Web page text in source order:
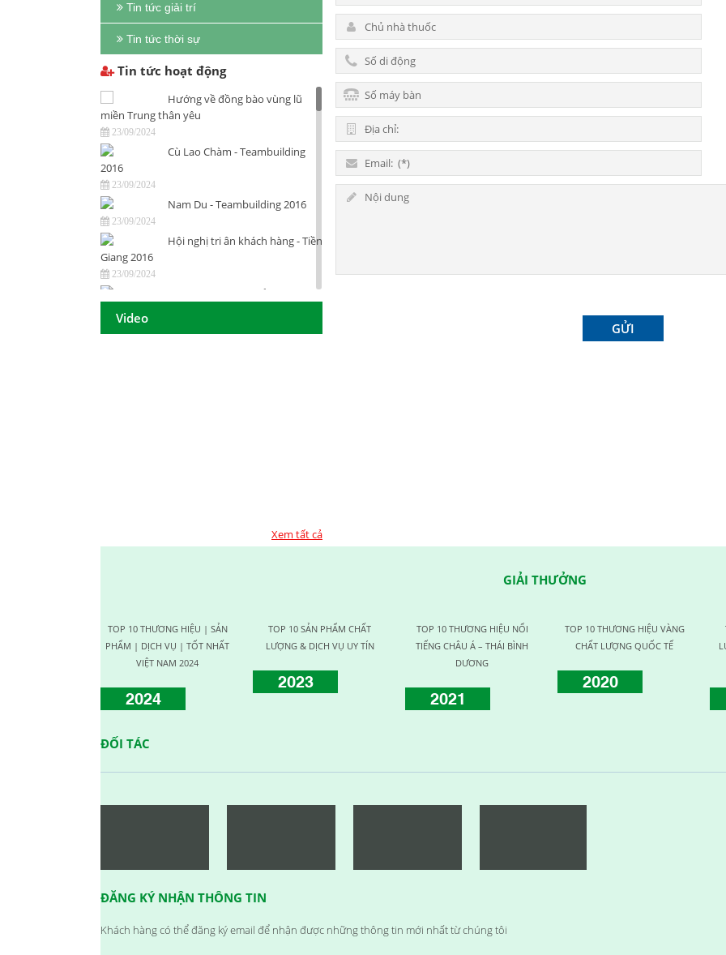
Tin tức giải trí
Tin tức thời sự
Tin tức hoạt động
Hướng về đồng bào vùng lũ
miền Trung thân yêu
23/09/2024
Cù Lao Chàm - Teambuilding
2016
23/09/2024
Nam Du - Teambuilding 2016
23/09/2024
Hội nghị tri ân khách hàng - Tiền
Giang 2016
23/09/2024
DAISON GROUP Quảng Ngãi -
Hội nghị tri ân khách hàng 2016
NĂM THÀNH LẬP
23/09/2024
HỘI NGHỊ TRI ÂN KHÁCH HÀNG
23/09/2024
TỔNG KẾT HOẠT ĐỘNG KINH
TRIỂN NĂM 2018
23/09/2024
NƠI TÌNH YÊU BẮT ĐẦU!
Đồng hành cùng team building
Video
Xem tất cả
GIẢI THƯỞNG
TOP 10 THƯƠNG HIỆU | SẢN
PHẨM | DỊCH VỤ | TỐT NHẤT
VIỆT NAM 2024
2024
TOP 10 SẢN PHẨM CHẤT
LƯỢNG & DỊCH VỤ UY TÍN
2023
TOP 10 THƯƠNG HIỆU NỔI
TIẾNG CHÂU Á – THÁI BÌNH
DƯƠNG
2021
TOP 10 THƯƠNG HIỆU VÀNG
CHẤT LƯỢNG QUỐC TẾ
2020
ĐỐI TÁC
ĐĂNG KÝ NHẬN THÔNG TIN
Khách hàng có thể đăng ký email để nhận được những thông tin mới nhất từ chúng tôi